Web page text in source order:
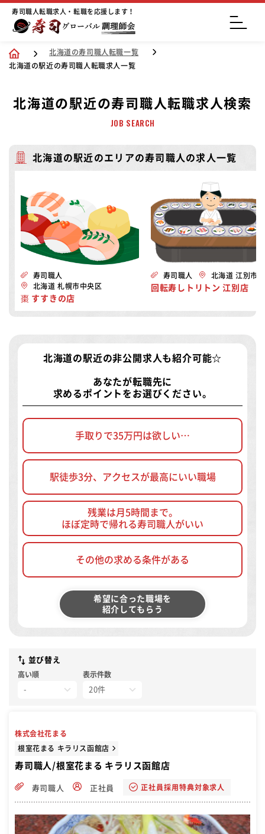
寿司職人転職求人・転職を応援します！
北海道の寿司職人転職一覧
北海道の駅近の寿司職人転職求人一覧
北海道の駅近の寿司職人転職求人検索
JOB SEARCH
北海道の駅近のエリアの寿司職人の求人一覧
寿司職人
北海道 札幌市中央区
棗 すすきの店
寿司職人 北海道 江別市
回転寿しトリトン 江別店
北海道の駅近の非公開求人 も紹介可能☆
あなたが転職先に
求めるポイントをお選びください。
手取りで35万円は欲しい…
駅徒歩3分、アクセスが最高にいい職場
残業は月5時間まで。
ほぼ定時で帰れる寿司職人がいい
その他の求める条件がある
希望に合った職場を
紹介してもらう
並び替え
高い順 表示件数
株式会社花まる
根室花まる キラリス函館店
寿司職人/根室花まる キラリス函館店
寿司職人 正社員 正社員採用特典対象求人